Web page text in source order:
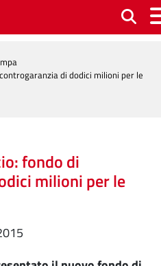
di dodici milioni per le
fondo di
milioni per le